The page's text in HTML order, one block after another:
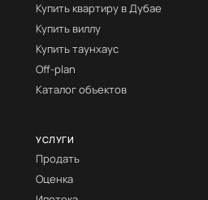
Купить квартиру в Дубае
Купить виллу
Купить таунхаус
Off-plan
Каталог объектов
УСЛУГИ
Продать
Оценка